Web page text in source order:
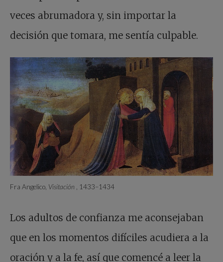
veces abrumadora y, sin importar la
decisión que tomara, me sentía culpable.
Fra Angelico, Visitación , 1433–1434
Los adultos de confianza me aconsejaban
que en los momentos difíciles acudiera a la
oración y a la fe, así que comencé a leer la